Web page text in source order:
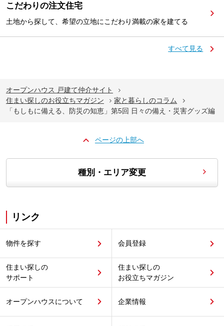
こだわりの注文住宅
土地から探して、希望の立地にこだわり満載の家を建てる
すべて見る
オープンハウス 戸建て仲介サイト
住まい探しのお役立ちマガジン
家と暮らしのコラム
「もしもに備える、防災の知恵」第5回 日々の備え・災害グッズ編
ページの上部へ
種別・エリア変更
リンク
物件を探す 会員登録
住まい探しの
サポート
住まい探しの
お役立ちマガジン
オープンハウスについて 企業情報